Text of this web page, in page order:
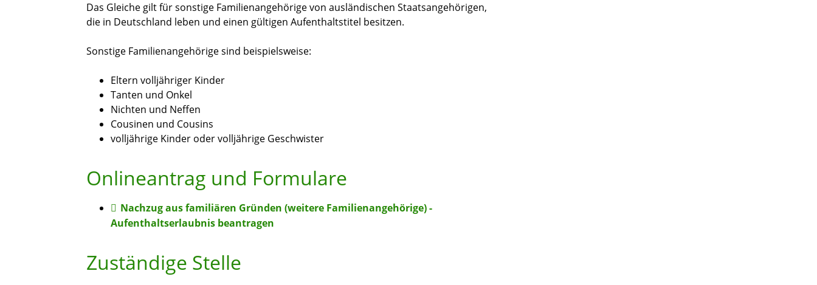
Das Gleiche gilt für sonstige Familienangehörige von ausländischen Staatsangehörigen,
die in Deutschland leben und einen gültigen Aufenthaltstitel besitzen.
Sonstige Familienangehörige sind beispielsweise:
Eltern volljähriger Kinder
Tanten und Onkel
Nichten und Neffen
Cousinen und Cousins
volljährige Kinder oder volljährige Geschwister
Onlineantrag und Formulare
Nachzug aus familiären Gründen (weitere Familienangehörige) -
Aufenthaltserlaubnis beantragen
Zuständige Stelle